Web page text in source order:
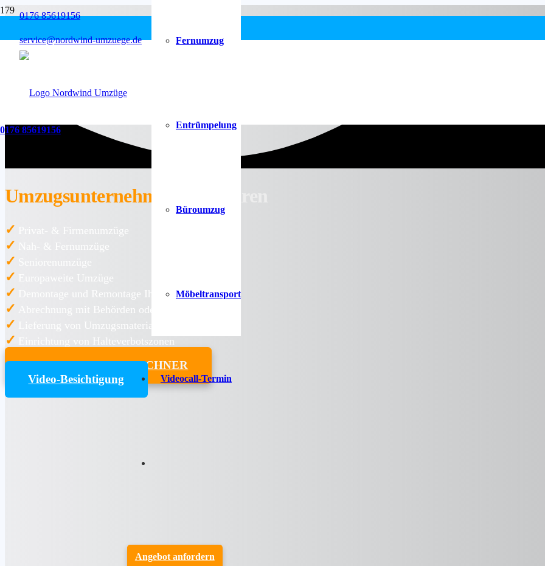
0176 85619156
service@nordwind-umzuege.de Fernumzug
Entrümpelung
Büroumzug
Möbeltransport
Videocall-Termin
Angebot anfordern
0176 85619156
Umzugsunternehmen
✓ Privat- & Firmenumzüge
✓ Nah- & Fernumzüge
✓ Seniorenumzüge
✓ Europaweite Umzüge
✓ Demontage und Remontage Ihrer Möbel
✓ Abrechnung mit Behörden oder Arbeitgeber
✓ Lieferung von Umzugsmaterialien
✓ Einrichtung von Halteverbotszonen
UMZUGSKOSTENRECHNER
Video-Besichtigung